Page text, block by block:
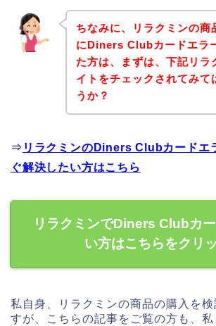
ちなみに、リラクミンの商
にDiners Clubカードエラ
た方は、まずは、下記リラ
イトをチェックされてみて
うか？
⇒ リラクミンのDiners Clubカードエ
ぐ解決したい方はこちら
リラクミンでDiners Clubカ
い方はこちらをクリ
私自身、リラクミンの商品の購入を
すが、こちらの記事をご覧の方も、私